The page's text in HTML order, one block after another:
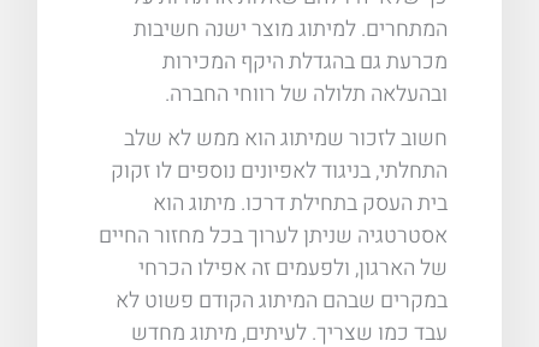
המתחרים. למיתוג מוצר ישנה חשיבות
מכרעת גם בהגדלת היקף המכירות
ובהעלאה תלולה של רווחי החברה.
חשוב לזכור שמיתוג הוא ממש לא שלב
התחלתי, בניגוד לאפיונים נוספים לו זקוק
בית העסק בתחילת דרכו. מיתוג הוא
אסטרטגיה שניתן לערוך בכל מחזור החיים
של הארגון, ולפעמים זה אפילו הכרחי
במקרים שבהם המיתוג הקודם פשוט לא
עבד כמו שצריך. לעיתים, מיתוג מחדש